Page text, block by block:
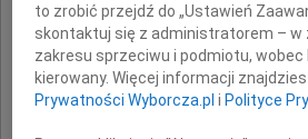
nasza mądra,
bez której
święta
Łączymy
to zrobić przejdź do „Ustawień
skontaktuj się z administratorem – w
zakresu sprzeciwu i podmiotu,
kierowany. Więcej informacji
Prywatności Wyborcza.pl i Polityce